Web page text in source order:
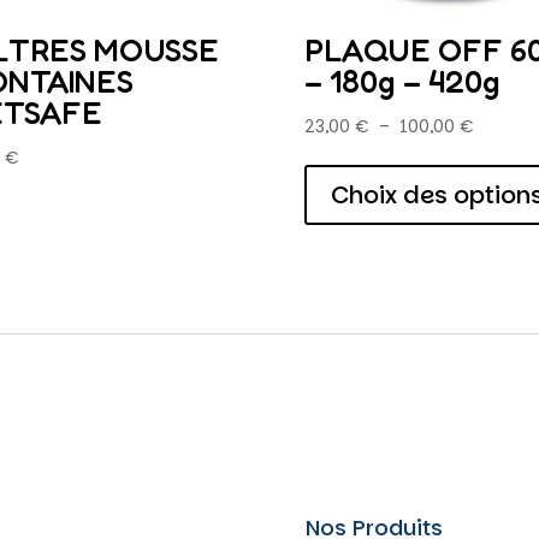
MOUSSE
€
PLAQUE OFF
– 180g – 420g
23,00€ – 100,00€
prix :
23,00 €
Choix des
Nos Produits